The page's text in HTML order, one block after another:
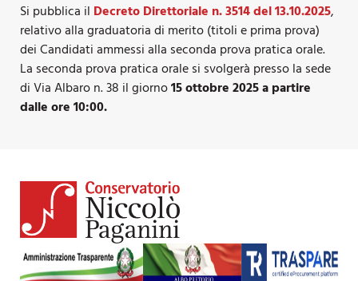
Si pubblica il Decreto Direttoriale n. 3514 del 13.10.2025,
relativo alla graduatoria di merito (titoli e prima prova)
dei Candidati ammessi alla seconda prova pratica orale.
La seconda prova pratica orale si svolgerà presso la sede
di Via Albaro n. 38 il giorno15 ottobre 2025 a partire
dalle ore 10:00.